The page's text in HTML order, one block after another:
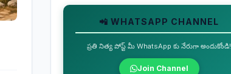
📲 WHATSAPP CHANNEL
ప్రతి నిత్య పోస్ట్ మీ WhatsApp కు నేరుగా అందుకోండి!
Join Channel